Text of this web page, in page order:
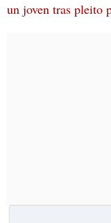
un joven tras pleito